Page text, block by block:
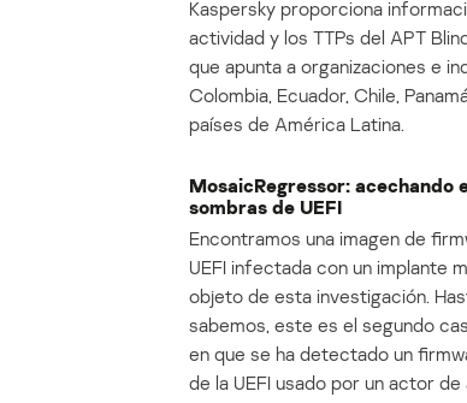
Kaspersky proporciona
actividad y los TTPs del APT
que apunta a organizaciones e
Colombia, Ecuador, Chile,
países de América Latina.
MosaicRegressor: acechando
sombras de UEFI
Encontramos una imagen de
UEFI infectada con un implante
objeto de esta investigación.
sabemos, este es el segundo
en que se ha detectado un
de la UEFI usado por un actor de